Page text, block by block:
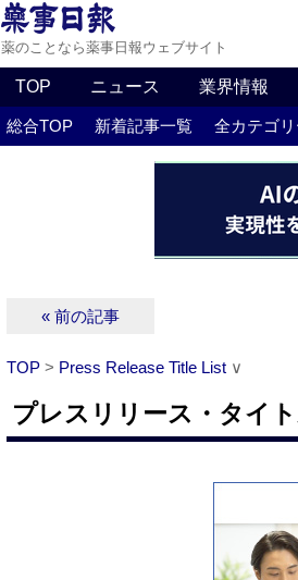
薬のことなら薬事日報ウェブサイト
TOP ニュース 業界情報
総合TOP 新着記事一覧 全カテゴ
« 前の記事
TOP > Press Release Title List ∨
プレスリリース・タイ